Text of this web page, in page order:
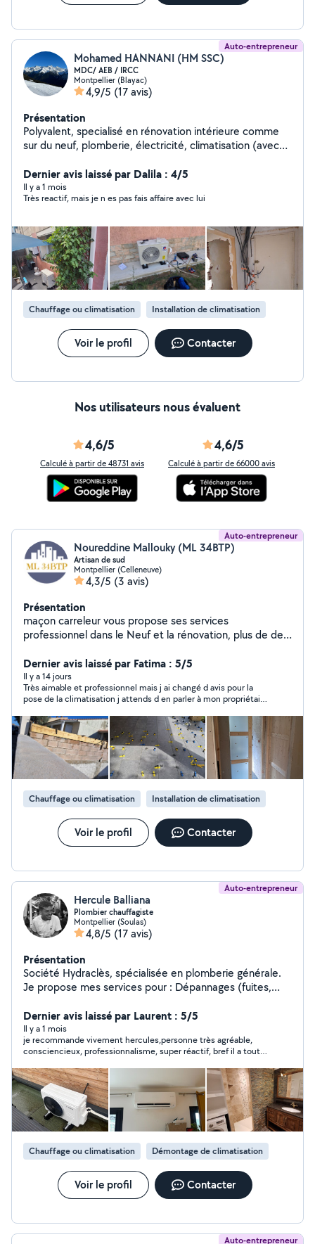
Auto-entrepreneur
Mohamed HANNANI (HM SSC)
MDC/ AEB / IRCC
Montpellier (Blayac)
4,9/5 (17 avis)
Présentation
Polyvalent, specialisé en rénovation intérieure comme
sur du neuf, plomberie, électricité, climatisation (avec
dressing, cuisine, fenêtre, volets, portes, meubles.
Dépannage fibre optique.
Dernier avis laissé par Dalila : 4/5
Il y a 1 mois
Très reactif, mais je n es pas fais affaire avec lui
Chauffage ou climatisation Installation de climatisation
Voir le profil Contacter
Nos utilisateurs nous évaluent
4,6/5
Calculé à partir de 48731 avis
4,6/5
Calculé à partir de 66000 avis
Auto-entrepreneur
Noureddine Mallouky (ML 34BTP)
Artisan de sud
Montpellier (Celleneuve)
4,3/5 (3 avis)
Présentation
maçon carreleur vous propose ses services
professionnel dans le Neuf et la rénovation, plus de de
d'ouverture -Pose IPN - Dallage béton _dalles sur plots -
Murs de clôtures -dalle terrasse - Carrelage céramique (
tous format ) -Carrelage mural -Faïence/Crédence -
Carreau de ciment - Dallage en tous genre - Isolations
(combles ....) -Placo -portes (galandage..) -Réparation
trou dans le mur et placo -Petit bricoles (Pose tringles à
rideau et fixation de tv au mur ...) -petites travaux de
plomberie -Montage de meubles -Montage et
installation de cuisine -peinture -instalation climatiseur
splite système (sans maître en service. ) N'hésitez pas à
nous contacter si vous avez des questions concernant
vos projets travaux Devis gratuit et réponse rapide.
cordialement
Dernier avis laissé par Fatima : 5/5
Il y a 14 jours
Très aimable et professionnel mais j ai changé d avis pour la
pose de la climatisation j attends d en parler à mon propriétaire
Chauffage ou climatisation Installation de climatisation
Voir le profil Contacter
Auto-entrepreneur
Hercule Balliana
Plombier chauffagiste
Montpellier (Soulas)
4,8/5 (17 avis)
Présentation
Société Hydraclès, spécialisée en plomberie générale.
Je propose mes services pour : Dépannages (fuites,
salles de bain Entretien et détartrage Pose de chauffe-
eau et filtres anti-calcaire Travail soigné, rapide et
professionnel. Disponible en urgence ou sur rendez-
vous. N'hésitez pas à me contacter pour un devis gratuit
ou un conseil ! À bientôt, Hercule Hydraclès
Dernier avis laissé par Laurent : 5/5
Il y a 1 mois
je recommande vivement hercules,personne très agréable,
consciencieux, professionnalisme, super réactif, bref il a toute
Chauffage ou climatisation Démontage de climatisation
Voir le profil Contacter
Auto-entrepreneur